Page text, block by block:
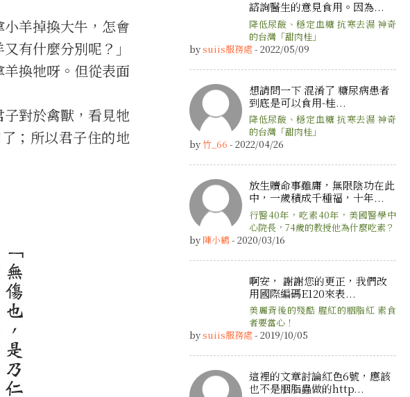
羊掉換大牛，怎會
有什麼分別呢？」
換牠呀。但從表面
對於禽獸，看見牠
；所以君子住的地
諮詢醫生的意見食用。因為...
降低尿酸、穩定血糖 抗寒去濕 神奇
的台灣「甜肉桂」
bysuiis服務處 - 2022/05/09
想請問一下 混淆了 糖尿病患者
到底是可以食用-桂...
降低尿酸、穩定血糖 抗寒去濕 神奇
的台灣「甜肉桂」
by竹_66 - 2022/04/26
放生贖命事雖庸，無限陰功在此
中，一歲積成千種福，十年...
行醫40年，吃素40年，美國醫學中
心院長，74歲的教授他為什麼吃素？
by 陳小鶴- 2020/03/16
啊安， 謝謝您的更正，我們改
用國際編碼E120來表...
美麗背後的殘酷 腥紅的胭脂紅 素食
者要當心！
bysuiis服務處 - 2019/10/05
這裡的文章討論紅色6號，應該
也不是胭脂蟲做的http...